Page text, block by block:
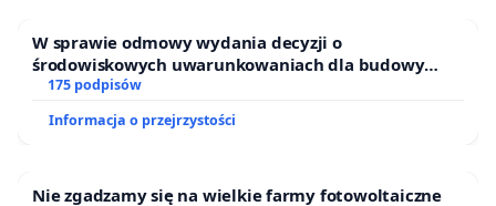
W sprawie odmowy wydania decyzji o
środowiskowych uwarunkowaniach dla budowy
zakładu wytwarzania biometanu „Krynki” w
Ostrowiu Południowym oraz ochrony mieszkańców i
Puszczy Knyszyńskiej
175 podpisów
Informacja o przejrzystości
Nie zgadzamy się na wielkie farmy fotowoltaiczne